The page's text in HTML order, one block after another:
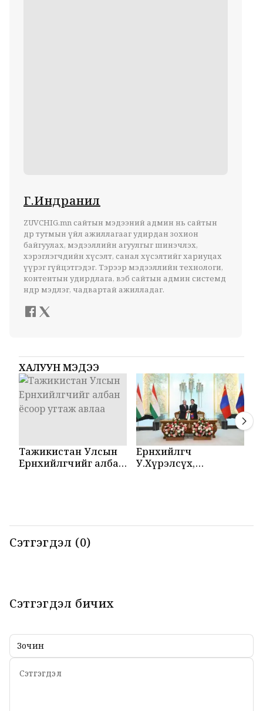
Г.Индранил
ZUVCHIG.mn сайтын мэдээний админ нь сайтын
өдөр тутмын үйл ажиллагааг удирдан зохион
байгуулах, мэдээллийн агуулгыг шинэчлэх,
хэрэглэгчдийн хүсэлт, санал хүсэлтийг хариуцах
үүрэг гүйцэтгэдэг. Тэрээр мэдээллийн технологи,
контентын удирдлага, вэб сайтын админ системд
өндөр мэдлэг, чадвартай ажилладаг.
ХАЛУУН МЭДЭЭ
Тажикистан Улсын
Ерөнхийлөгчийг албан
Ерөнхийлөгч
У.Хүрэлсүх,
Сэтгэгдэл (0)
Сэтгэгдэл бичих